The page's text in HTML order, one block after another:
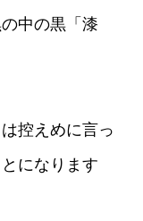
中の黒「漆
控えめに言っ
になります